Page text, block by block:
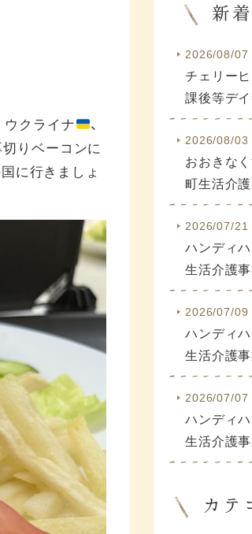
ウクライナ
、
りベーコンに
に行きましょ
2026/08/07
チェリー
課後等デ
2026/08/03
おおきな
町生活介護
2026/07/21
ハンディ
生活介護
2026/07/09
ハンディ
生活介護
2026/07/07
ハンディ
生活介護